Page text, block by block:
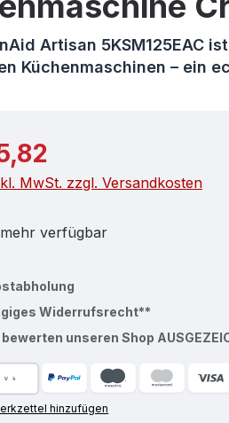
Artisan 5KSM125EAC
Küchenmaschinen – ein
Preis:
MwSt. zzgl. Versandkosten
verfügbar
Widerrufsrecht**
bewerten unseren Shop
hinzufügen